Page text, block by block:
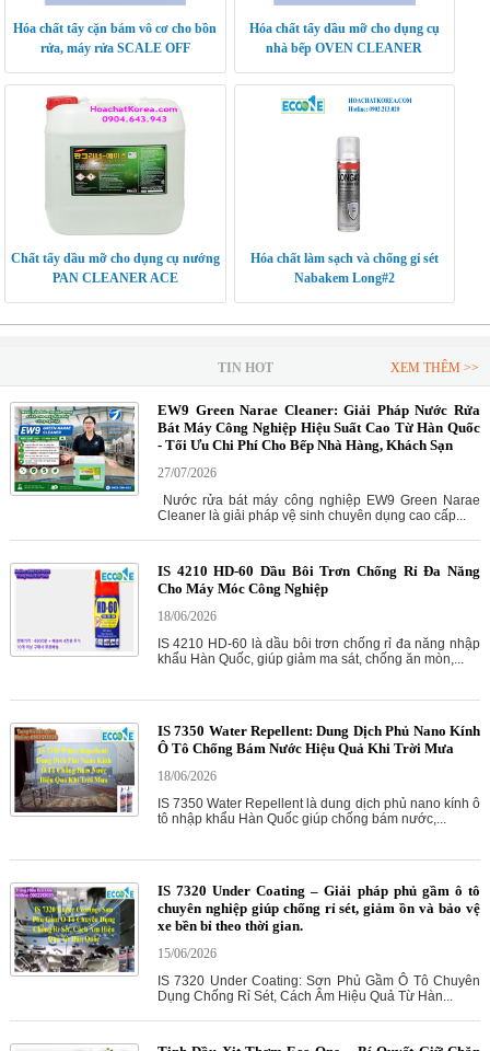
Hóa chất tẩy cặn bám vô cơ cho bồn
rửa, máy rửa SCALE OFF
Hóa chất tẩy dầu mỡ cho dụng cụ
nhà bếp OVEN CLEANER
Chất tẩy dầu mỡ cho dụng cụ nướng
PAN CLEANER ACE
Hóa chất làm sạch và chống gỉ sét
Nabakem Long#2
TIN HOT XEM THÊM >>
EW9 Green Narae Cleaner: Giải Pháp Nước Rửa
Bát Máy Công Nghiệp Hiệu Suất Cao Từ Hàn Quốc
- Tối Ưu Chi Phí Cho Bếp Nhà Hàng, Khách Sạn
27/07/2026
Nước rửa bát máy công nghiệp EW9 Green Narae
Cleaner là giải pháp vệ sinh chuyên dụng cao cấp...
IS 4210 HD-60 Dầu Bôi Trơn Chống Rỉ Đa Năng
Cho Máy Móc Công Nghiệp
18/06/2026
IS 4210 HD-60 là dầu bôi trơn chống rỉ đa năng nhập
khẩu Hàn Quốc, giúp giảm ma sát, chống ăn mòn,...
IS 7350 Water Repellent: Dung Dịch Phủ Nano Kính
Ô Tô Chống Bám Nước Hiệu Quả Khi Trời Mưa
18/06/2026
IS 7350 Water Repellent là dung dịch phủ nano kính ô
tô nhập khẩu Hàn Quốc giúp chống bám nước,...
IS 7320 Under Coating – Giải pháp phủ gầm ô tô
chuyên nghiệp giúp chống rỉ sét, giảm ồn và bảo vệ
xe bền bỉ theo thời gian.
15/06/2026
IS 7320 Under Coating: Sơn Phủ Gầm Ô Tô Chuyên
Dụng Chống Rỉ Sét, Cách Âm Hiệu Quả Từ Hàn...